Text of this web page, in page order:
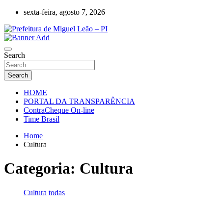
Skip
content
sexta-feira, agosto 7, 2026
Prefeitura de Miguel Leão – PI
Search
Search
HOME
PORTAL DA TRANSPARÊNCIA
ContraCheque On-line
Time Brasil
Home
Cultura
Categoria: Cultura
Cultura todas